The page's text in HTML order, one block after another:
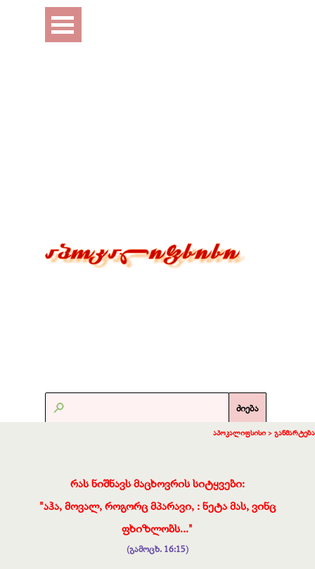
Перейти к контенту
Пропустить меню
ძიება
აპოკალიფსისი > განმარტება
რას ნიშნავს მაცხოვრის სიტყვები:
"აჰა, მოვალ, როგორც მპარავი, : ნეტა მას, ვინც
ფხიზლობს..."
(გამოცხ. 16:15)